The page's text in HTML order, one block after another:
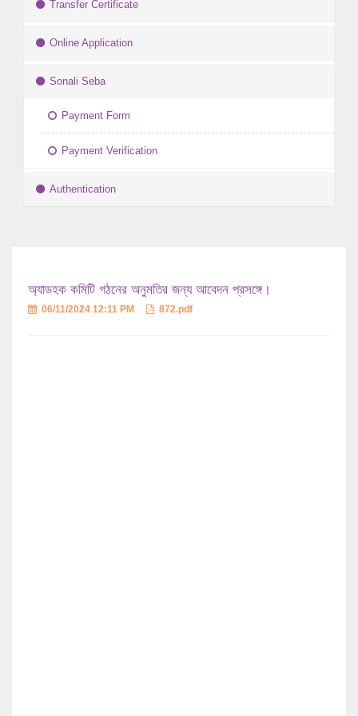
Transfer Certificate
Online Application
Sonali Seba
Payment Form
Payment Verification
Authentication
অ্যাডহক কমিটি গঠনের অনুমতির জন্য আবেদন প্রসঙ্গে।
06/11/2024 12:11 PM 872.pdf